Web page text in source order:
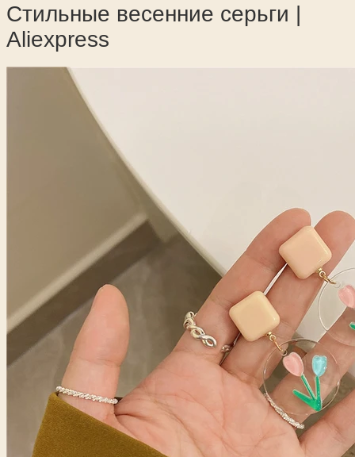
Стильные весенние серьги |
Aliexpress